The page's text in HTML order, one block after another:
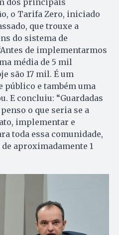
dos principais
o Tarifa Zero, iniciado
que trouxe a
do sistema de
de implementarmos
média de 5 mil
são 17 mil. É um
e também uma
E concluiu: “Guardadas
o que seria se a
implementar e
toda essa comunidade,
aproximadamente 1